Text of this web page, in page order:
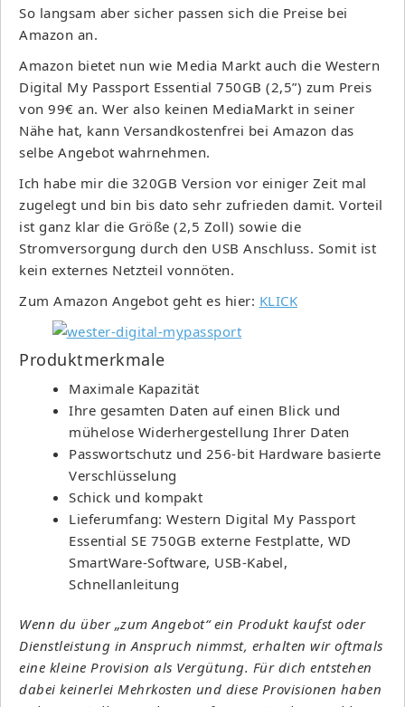
So langsam aber sicher passen sich die Preise bei
Amazon an.
Amazon bietet nun wie Media Markt auch die Western
Digital My Passport Essential 750GB (2,5”) zum Preis
von 99€ an. Wer also keinen MediaMarkt in seiner
Nähe hat, kann Versandkostenfrei bei Amazon das
selbe Angebot wahrnehmen.
Ich habe mir die 320GB Version vor einiger Zeit mal
zugelegt und bin bis dato sehr zufrieden damit. Vorteil
ist ganz klar die Größe (2,5 Zoll) sowie die
Stromversorgung durch den USB Anschluss. Somit ist
kein externes Netzteil vonnöten.
Zum Amazon Angebot geht es hier: KLICK
Produktmerkmale
Maximale Kapazität
Ihre gesamten Daten auf einen Blick und
mühelose Widerhergestellung Ihrer Daten
Passwortschutz und 256-bit Hardware basierte
Verschlüsselung
Schick und kompakt
Lieferumfang: Western Digital My Passport
Essential SE 750GB externe Festplatte, WD
SmartWare-Software, USB-Kabel,
Schnellanleitung
Wenn du über „zum Angebot“ ein Produkt kaufst oder
Dienstleistung in Anspruch nimmst, erhalten wir oftmals
eine kleine Provision als Vergütung. Für dich entstehen
dabei keinerlei Mehrkosten und diese Provisionen haben